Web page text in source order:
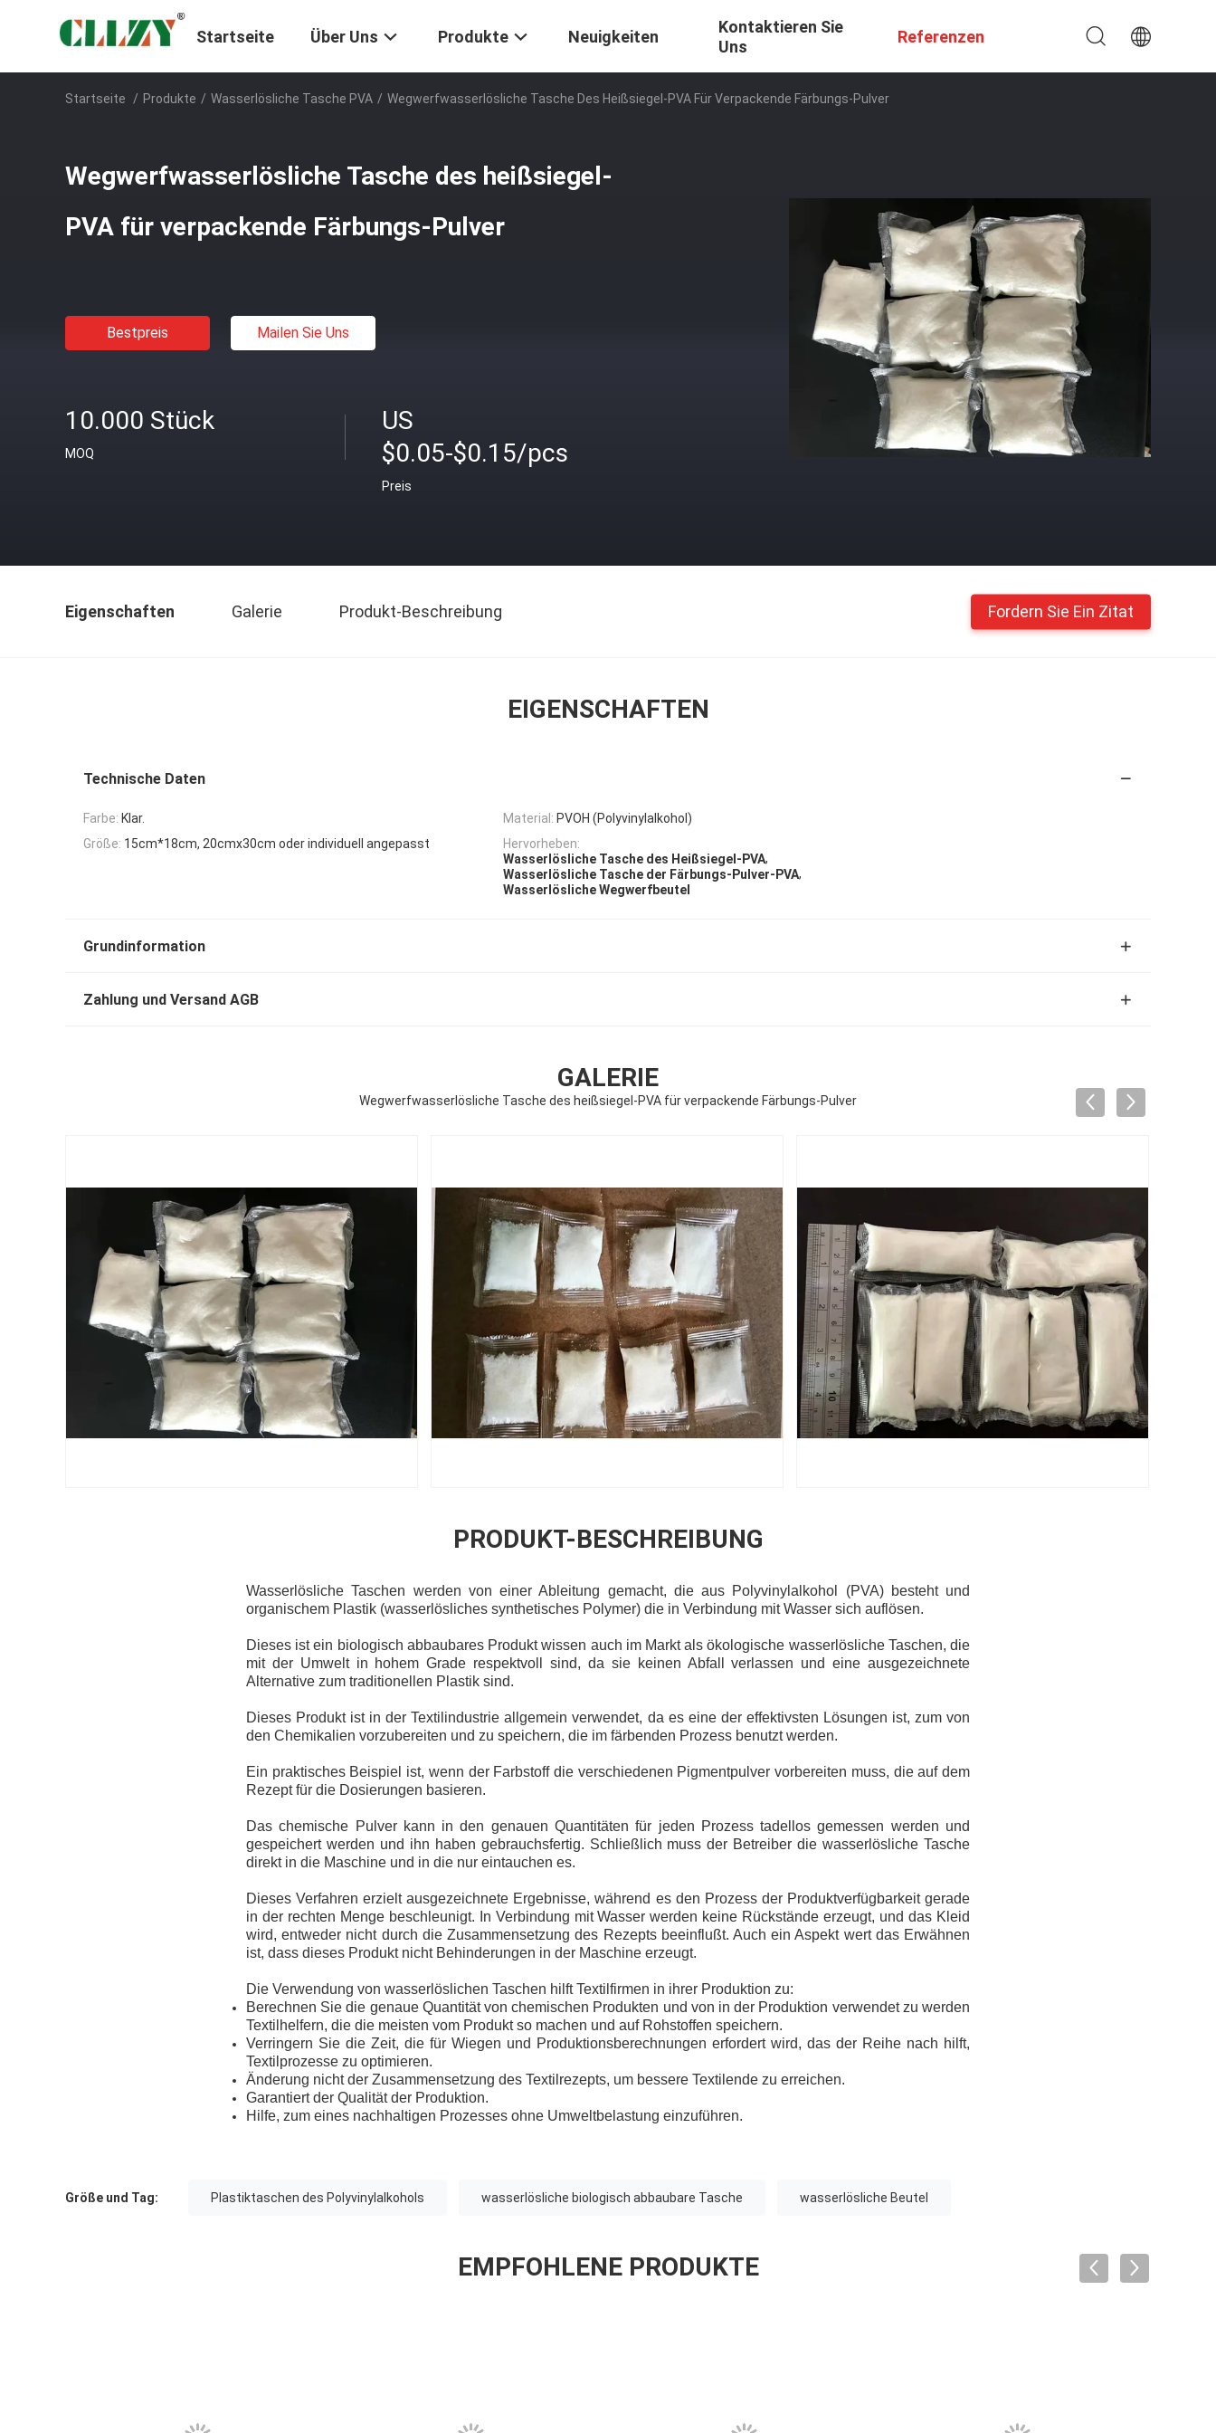
Startseite Über Uns Produkte Neuigkeiten
Kontaktieren Sie
Uns
Referenzen
Startseite / Produkte / Wasserlösliche Tasche PVA / Wegwerfwasserlösliche Tasche Des Heißsiegel-PVA Für Verpackende Färbungs-Pulver
Wegwerfwasserlösliche Tasche des heißsiegel-
PVA für verpackende Färbungs-Pulver
Bestpreis Mailen Sie Uns
10.000 Stück
MOQ
US
$0.05-$0.15/pcs
Preis
Eigenschaften Galerie Produkt-Beschreibung Fordern Sie Ein Zitat
EIGENSCHAFTEN
Technische Daten
Farbe: Klar. Material: PVOH (Polyvinylalkohol)
Größe: 15cm*18cm, 20cmx30cm oder individuell angepasst
Hervorheben:
Wasserlösliche Tasche des Heißsiegel-PVA,
Wasserlösliche Tasche der Färbungs-Pulver-PVA,
Wasserlösliche Wegwerfbeutel
Grundinformation
Zahlung und Versand AGB
GALERIE
Wegwerfwasserlösliche Tasche des heißsiegel-PVA für verpackende Färbungs-Pulver
PRODUKT-BESCHREIBUNG
Wasserlösliche Taschen werden von einer Ableitung gemacht, die aus Polyvinylalkohol (PVA) besteht und
organischem Plastik (wasserlösliches synthetisches Polymer) die in Verbindung mit Wasser sich auflösen.
Dieses ist ein biologisch abbaubares Produkt wissen auch im Markt als ökologische wasserlösliche Taschen, die
mit der Umwelt in hohem Grade respektvoll sind, da sie keinen Abfall verlassen und eine ausgezeichnete
Alternative zum traditionellen Plastik sind.
Dieses Produkt ist in der Textilindustrie allgemein verwendet, da es eine der effektivsten Lösungen ist, zum von
den Chemikalien vorzubereiten und zu speichern, die im färbenden Prozess benutzt werden.
Ein praktisches Beispiel ist, wenn der Farbstoff die verschiedenen Pigmentpulver vorbereiten muss, die auf dem
Rezept für die Dosierungen basieren.
Das chemische Pulver kann in den genauen Quantitäten für jeden Prozess tadellos gemessen werden und
gespeichert werden und ihn haben gebrauchsfertig. Schließlich muss der Betreiber die wasserlösliche Tasche
direkt in die Maschine und in die nur eintauchen es.
Dieses Verfahren erzielt ausgezeichnete Ergebnisse, während es den Prozess der Produktverfügbarkeit gerade
in der rechten Menge beschleunigt. In Verbindung mit Wasser werden keine Rückstände erzeugt, und das Kleid
wird, entweder nicht durch die Zusammensetzung des Rezepts beeinflußt. Auch ein Aspekt wert das Erwähnen
ist, dass dieses Produkt nicht Behinderungen in der Maschine erzeugt.
Die Verwendung von wasserlöslichen Taschen hilft Textilfirmen in ihrer Produktion zu:
Berechnen Sie die genaue Quantität von chemischen Produkten und von in der Produktion verwendet zu werden
Textilhelfern, die die meisten vom Produkt so machen und auf Rohstoffen speichern.
Verringern Sie die Zeit, die für Wiegen und Produktionsberechnungen erfordert wird, das der Reihe nach hilft,
Textilprozesse zu optimieren.
Änderung nicht der Zusammensetzung des Textilrezepts, um bessere Textilende zu erreichen.
Garantiert der Qualität der Produktion.
Hilfe, zum eines nachhaltigen Prozesses ohne Umweltbelastung einzuführen.
Größe und Tag: Plastiktaschen des Polyvinylalkohols wasserlösliche biologisch abbaubare Tasche wasserlösliche Beutel
EMPFOHLENE PRODUKTE